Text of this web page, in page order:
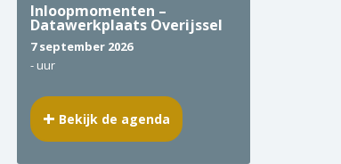
Inloopmomenten –
Datawerkplaats Overijssel
7 september 2026
- uur
Bekijk de agenda